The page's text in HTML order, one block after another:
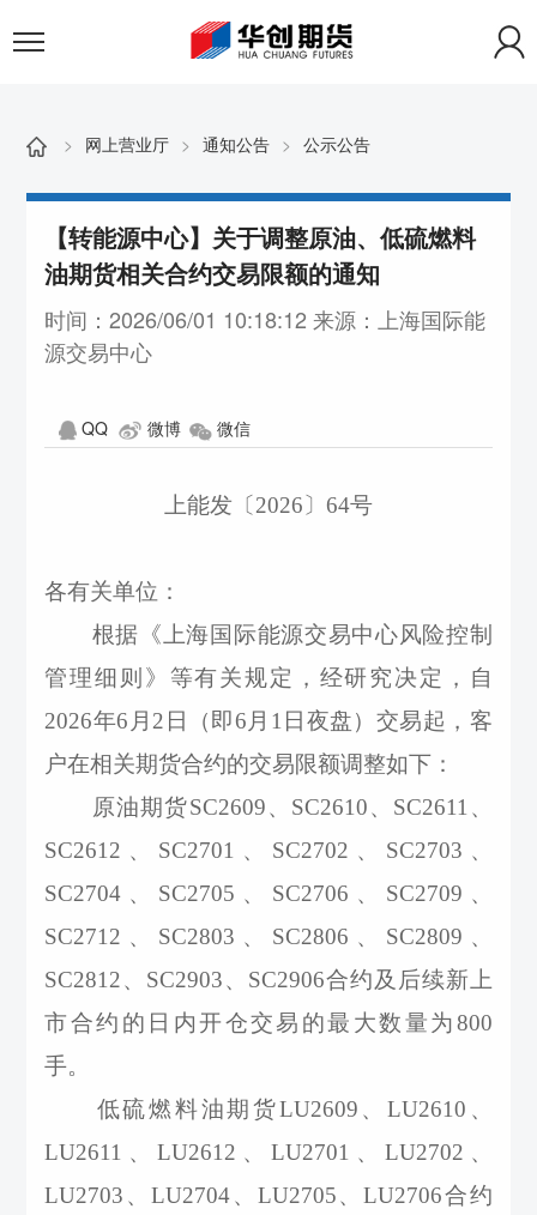
> 网上营业厅 > 通知公告 > 公示公告
【转能源中心】关于调整原油、低硫燃料
油期货相关合约交易限额的通知
时间：2026/06/01 10:18:12 来源：上海国际能
源交易中心
QQ 微博 微信
上能发〔 2026〕64号
各有关单位：
根据《上海国际能源交易中心风险控制
管理细则》等有关规定，经研究决定，自
2026年6月2日（即6月1日夜盘）交易起，客
户在相关期货合约的交易限额调整如下：
原油期货SC2609、SC2610、SC2611、
SC2612、SC2701、SC2702、SC2703、
SC2704、SC2705、SC2706、SC2709、
SC2712、SC2803、SC2806、SC2809、
SC2812、SC2903、SC2906合约及后续新上
市合约的日内开仓交易的最大数量为800
手。
低硫燃料油期货LU2609、LU2610、
LU2611、LU2612、LU2701、LU2702、
LU2703、LU2704、LU2705、LU2706合约